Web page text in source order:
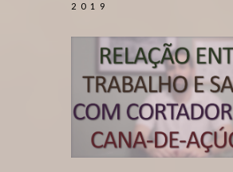
2019